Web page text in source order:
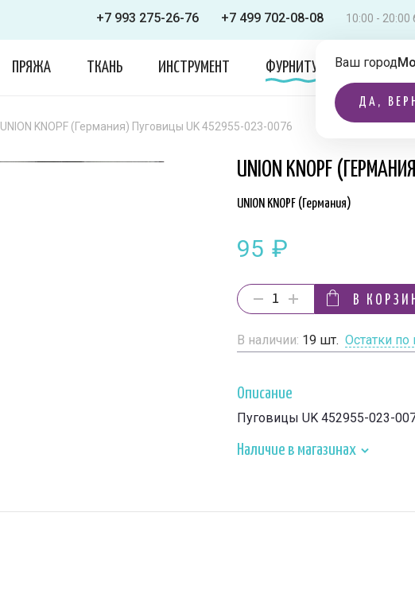
+7 993 275-26-76 +7 499 702-08-08 10:00 -
Ваш город
ДА,
ПРЯЖА ТКАНЬ ИНСТРУМЕНТ ФУРНИТУРА ОДЕЖДА
UNION KNOPF (Германия) Пуговицы UK 452955-023-0076
UNION KNOPF
UNION KNOPF (Германия)
95 ₽
В
В наличии: 19 шт. Остатки по
Описание
Пуговицы UK 452955-023-
Наличие в магазинах